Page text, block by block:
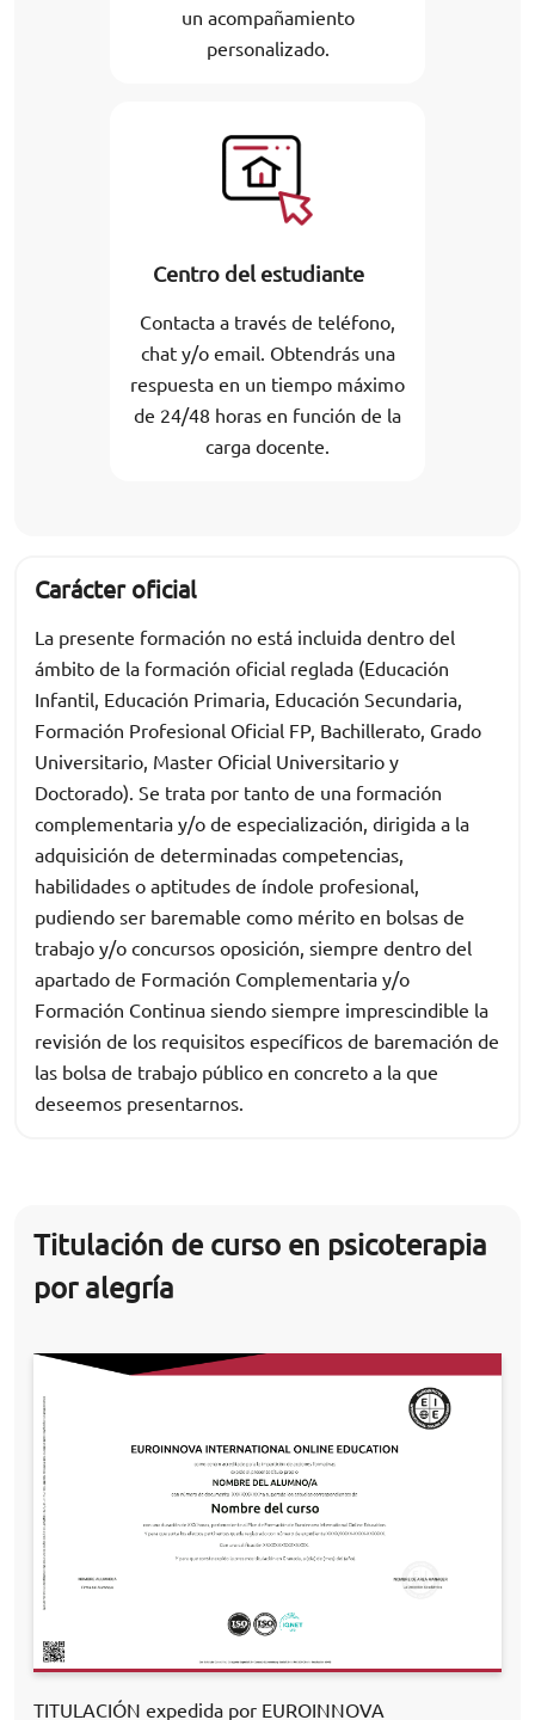
un acompañamiento
personalizado.
Centro del estudiante
Contacta a través de teléfono,
chat y/o email. Obtendrás una
respuesta en un tiempo máximo
de 24/48 horas en función de la
carga docente.
Carácter oficial
La presente formación no está incluida dentro del
ámbito de la formación oficial reglada (Educación
Infantil, Educación Primaria, Educación Secundaria,
Formación Profesional Oficial FP, Bachillerato, Grado
Universitario, Master Oficial Universitario y
Doctorado). Se trata por tanto de una formación
complementaria y/o de especialización, dirigida a la
adquisición de determinadas competencias,
habilidades o aptitudes de índole profesional,
pudiendo ser baremable como mérito en bolsas de
trabajo y/o concursos oposición, siempre dentro del
apartado de Formación Complementaria y/o
Formación Continua siendo siempre imprescindible la
revisión de los requisitos específicos de baremación de
las bolsa de trabajo público en concreto a la que
deseemos presentarnos.
Titulación de curso en psicoterapia
por alegría
TITULACIÓN expedida por EUROINNOVA